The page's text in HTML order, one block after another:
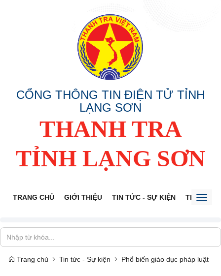
CỔNG THÔNG TIN ĐIỆN TỬ TỈNH
LẠNG SƠN
THANH TRA
TỈNH LẠNG SƠN
TRANG CHỦ GIỚI THIỆU TIN TỨC - SỰ KIỆN THÔNG
Trang chủ Tin tức - Sự kiện Phổ biến giáo dục pháp luật